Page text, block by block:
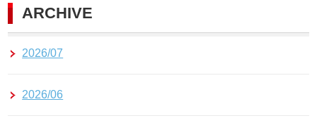
ARCHIVE
2026/07
2026/06